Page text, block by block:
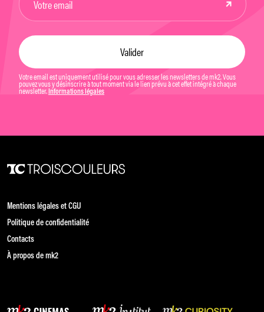
Votre email est uniquement utilisé pour vous adresser les newsletters de mk2. Vous
pouvez vous y désinscrire à tout moment via le lien prévu à cet effet intégré à chaque
newsletter. Informations légales
Mentions légales et CGU
Politique de confidentialité
Contacts
À propos de mk2